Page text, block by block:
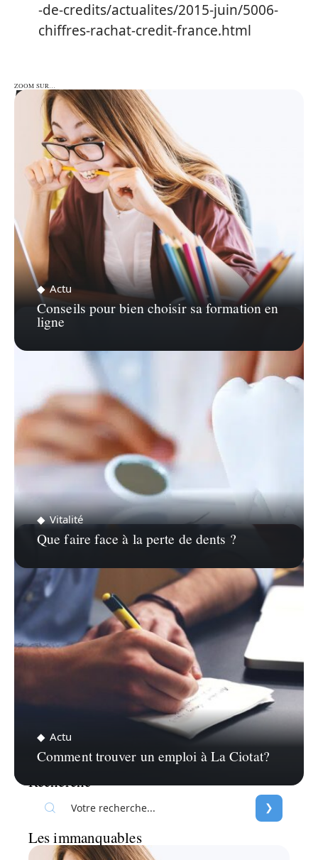
-de-credits/actualites/2015-juin/5006-
chiffres-rachat-credit-france.html
ZOOM SUR…
ZOOM SUR…
Actu
Conseils pour bien choisir sa formation en
ligne
Vitalité
Que faire face à la perte de dents ?
Actu
Comment trouver un emploi à La Ciotat?
Recherche
Les immanquables